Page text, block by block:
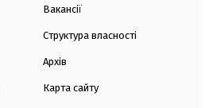
Вакансії
Структура власності
Архів
Карта сайту